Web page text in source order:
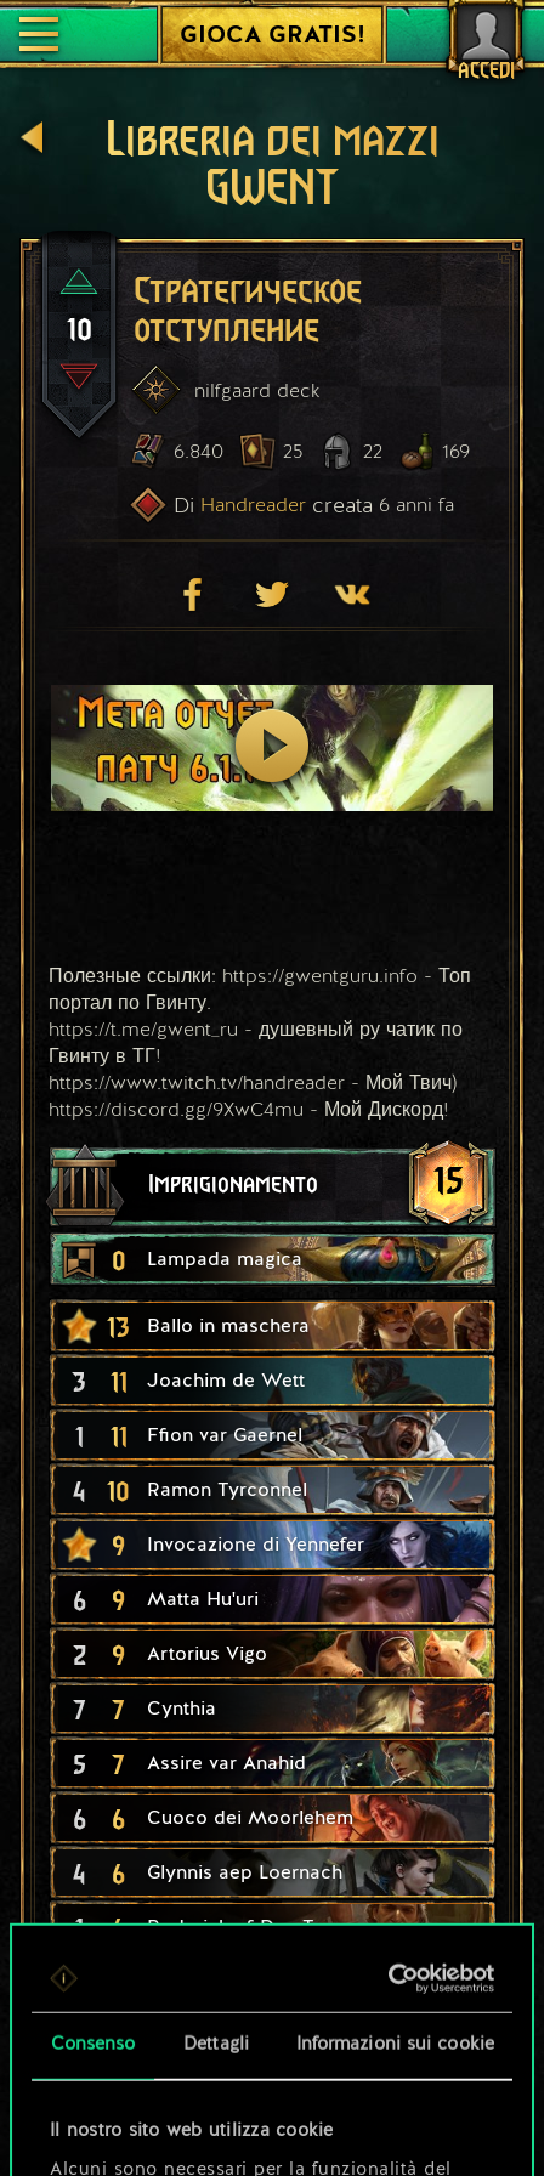
Consenso Dettagli Informazioni sui cookie
Il nostro sito web utilizza cookie
Alcuni sono necessari per la funzionalità del
ACCEDI
GIOCA GRATIS!
Libreria dei mazzi
GWENT
10
Стратегическое
отступление
nilfgaard deck
6.840 25 22 169
Di Handreader creata 6 anni fa
Imprigionamento 15
0 Lampada magica
13 Ballo in maschera
3 11 Joachim de Wett
1 11 Ffion var Gaernel
4 10 Ramon Tyrconnel
9 Invocazione di Yennefer
6 9 Matta Hu'uri
2 9 Artorius Vigo
7 7 Cynthia
5 7 Assire var Anahid
6 6 Cuoco dei Moorlehem
4 6 Glynnis aep Loernach
1 6 Roderick of Dun Tynne
4 x2
4 6 Sergente Nauzicaa x2
Полезные ссылки: https://gwentguru.info - Топ
портал по Гвинту.
https://t.me/gwent_ru - душевный ру чатик по
Гвинту в ТГ!
https://www.twitch.tv/handreader - Мой Твич)
https://discord.gg/9XwC4mu - Мой Дискорд!